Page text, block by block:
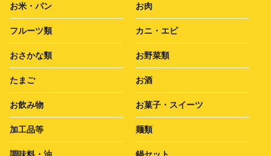
お米・パン お肉
フルーツ類 カニ・エビ
おさかな類 お野菜類
たまご お酒
お飲み物 お菓子・スイーツ
加工品等 麺類